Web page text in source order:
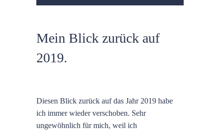
Mein Blick zurück auf
2019.
Diesen Blick zurück auf das Jahr 2019 habe
ich immer wieder verschoben. Sehr
ungewöhnlich für mich, weil ich